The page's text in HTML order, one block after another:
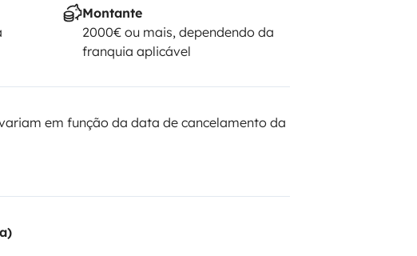
Montante
2000€ ou mais, dependendo da
franquia aplicável
em função da data de cancelamento da